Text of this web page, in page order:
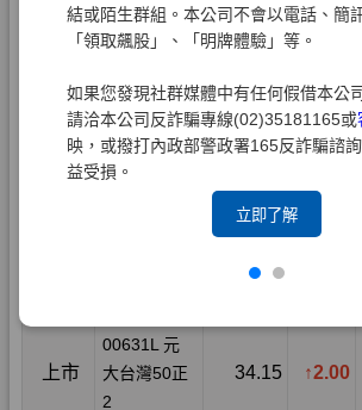
結或陌生群組。本公司不會以電話、簡
「領取飆股」、「明牌體驗」等。
如果您發現社群媒體中有任何假借本公
請洽本公司反詐騙專線(02)35181165或
映，或撥打內政部警政署165反詐騙諮
益受損。
立即了解